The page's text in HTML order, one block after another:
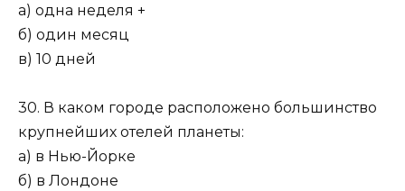
а) одна неделя +
б) один месяц
в) 10 дней
30. В каком городе расположено большинство
крупнейших отелей планеты:
а) в Нью-Йорке
б) в Лондоне